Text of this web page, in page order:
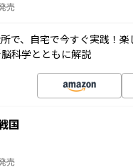
売
で、自宅で今すぐ実践！
科学とともに解説
国
売